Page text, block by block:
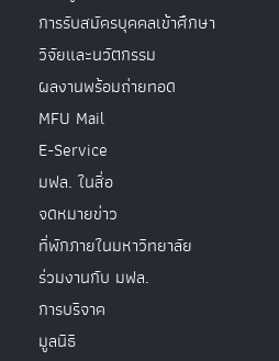
การรับสมัครบุคคลเข้าศึกษา
วิจัยและนวัตกรรม
ผลงานพร้อมถ่ายทอด
MFU Mail
E-Service
มฟล. ในสื่อ
จดหมายข่าว
ที่พักภายในมหาวิทยาลัย
ร่วมงานกับ มฟล.
การบริจาค
มูลนิธิ